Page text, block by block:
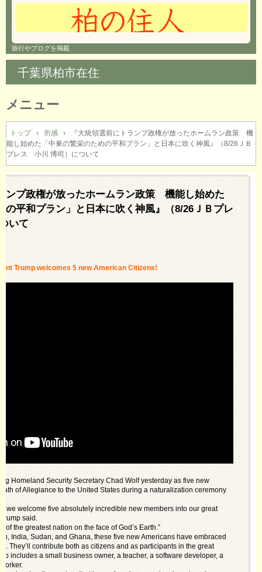
旅行やブログを掲載
千葉県柏市在住
メニュー
コ
ン
テ
ン
ス
キ
ッ
トップ › 所感 ›
『大統領選前にトランプ政権が放ったホームラン政策 機
能し始めた「中東の繁栄のための平和プラン」と日本に吹く神風』（8/26ＪＢ
プレス 小川 博司）について
ンプ政権が放ったホームラン政策 機能し始めた
の平和プラン」と日本に吹く神風』（8/26ＪＢプレ
いて
Trump welcomes 5 new American Citizens!
Homeland Security Secretary Chad Wolf yesterday as five new
of Allegiance to the United States during a naturalization ceremony
we welcome five absolutely incredible new members into our great
said.
of the greatest nation on the face of God’s Earth.”
India, Sudan, and Ghana, these five new Americans have embraced
They’ll contribute both as citizens and as participants in the great
includes a small business owner, a teacher, a software developer, a